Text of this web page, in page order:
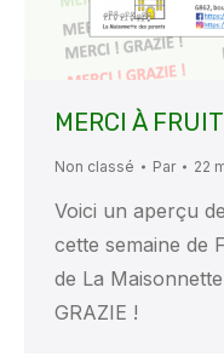
MERCI À
Non classé Par 22
Voici un aperçu
cette semaine de
de La
GRAZIE !